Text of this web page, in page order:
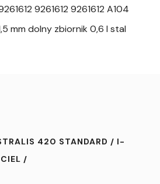
9261612 9261612 A104
mm dolny zbiornik 0,6 l stal
420 STANDARD / I-
/